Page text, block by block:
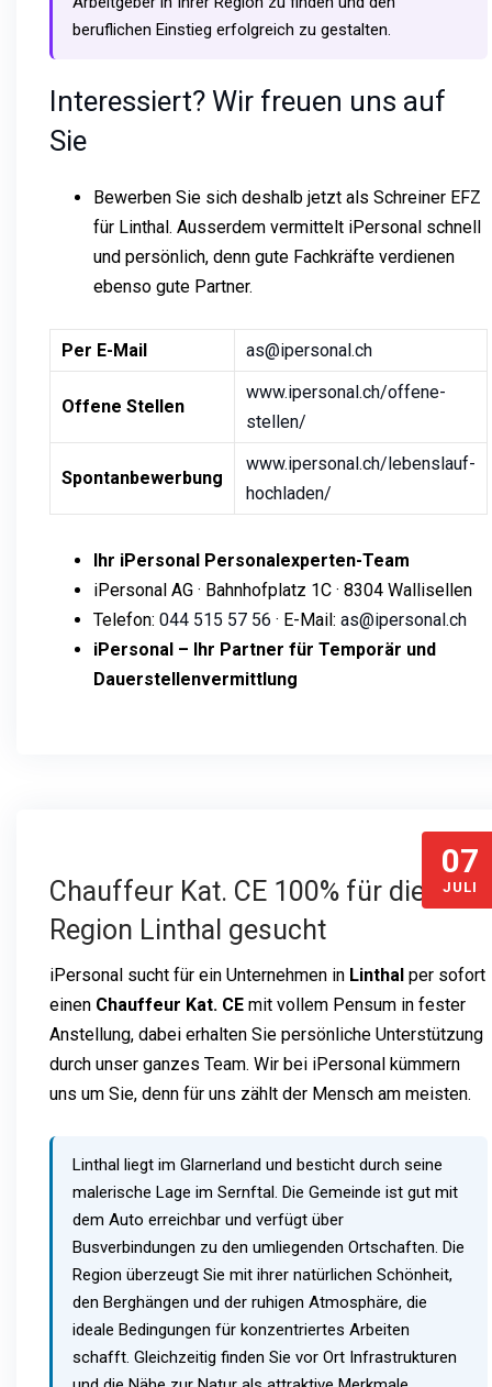
beruflichen Einstieg erfolgreich zu gestalten.
Interessiert? Wir freuen uns auf
Sie
Bewerben Sie sich deshalb jetzt als Schreiner EFZ
für Linthal. Ausserdem vermittelt iPersonal schnell
und persönlich, denn gute Fachkräfte verdienen
ebenso gute Partner.
Per E-Mail as@ipersonal.ch
Offene Stellen
www.ipersonal.ch/offene-
stellen/
Spontanbewerbung
www.ipersonal.ch/lebenslauf-
hochladen/
Ihr iPersonal Personalexperten-Team
iPersonal AG · Bahnhofplatz 1C · 8304 Wallisellen
Telefon: 044 515 57 56 · E-Mail: as@ipersonal.ch
iPersonal – Ihr Partner für Temporär und
Dauerstellenvermittlung
07
JULI
Chauffeur Kat. CE 100% für die
Region Linthal gesucht
iPersonal sucht für ein Unternehmen in Linthal per sofort
einen Chauffeur Kat. CE mit vollem Pensum in fester
Anstellung, dabei erhalten Sie persönliche Unterstützung
durch unser ganzes Team. Wir bei iPersonal kümmern
uns um Sie, denn für uns zählt der Mensch am meisten.
Linthal liegt im Glarnerland und besticht durch seine
malerische Lage im Sernftal. Die Gemeinde ist gut mit
dem Auto erreichbar und verfügt über
Busverbindungen zu den umliegenden Ortschaften. Die
Region überzeugt Sie mit ihrer natürlichen Schönheit,
den Berghängen und der ruhigen Atmosphäre, die
ideale Bedingungen für konzentriertes Arbeiten
schafft. Gleichzeitig finden Sie vor Ort Infrastrukturen